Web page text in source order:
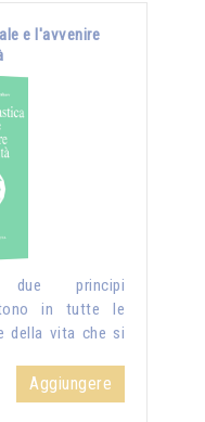
e l'avvenire
due principi
in tutte le
della vita che si
Aggiungere